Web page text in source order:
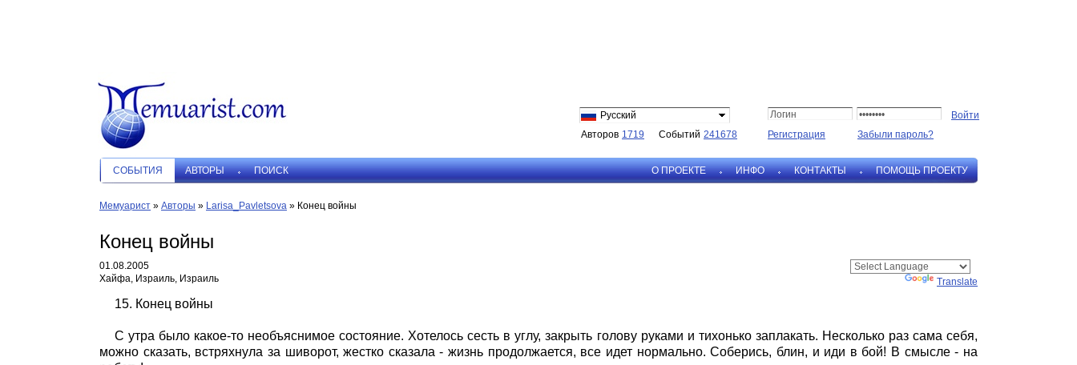
Русский
Авторов 1719 Событий 241678 Регистрация Забыли пароль?
СОБЫТИЯ АВТОРЫ ПОИСК О ПРОЕКТЕ ИНФО КОНТАКТЫ ПОМОЩЬ ПРОЕКТУ
Мемуарист » Авторы » Larisa_Pavletsova » Конец войны
Конец войны
01.08.2005
Хайфа, Израиль, Израиль
Translate
15. Конец войны
С утра было какое-то необъяснимое состояние. Хотелось сесть в углу, закрыть голову руками и тихонько заплакать. Несколько раз сама себя,
можно сказать, встряхнула за шиворот, жестко сказала - жизнь продолжается, все идет нормально. Соберись, блин, и иди в бой! В смысле - на